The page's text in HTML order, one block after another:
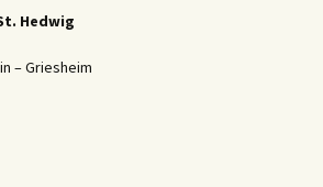
Hedwig
– Griesheim